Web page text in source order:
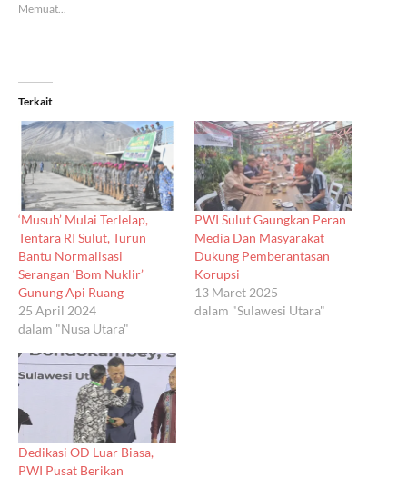
Memuat...
Terkait
‘Musuh’ Mulai Terlelap,
Tentara RI Sulut, Turun
Bantu Normalisasi
Serangan ‘Bom Nuklir’
Gunung Api Ruang
25 April 2024
dalam "Nusa Utara"
PWI Sulut Gaungkan Peran
Media Dan Masyarakat
Dukung Pemberantasan
Korupsi
13 Maret 2025
dalam "Sulawesi Utara"
Dedikasi OD Luar Biasa,
PWI Pusat Berikan